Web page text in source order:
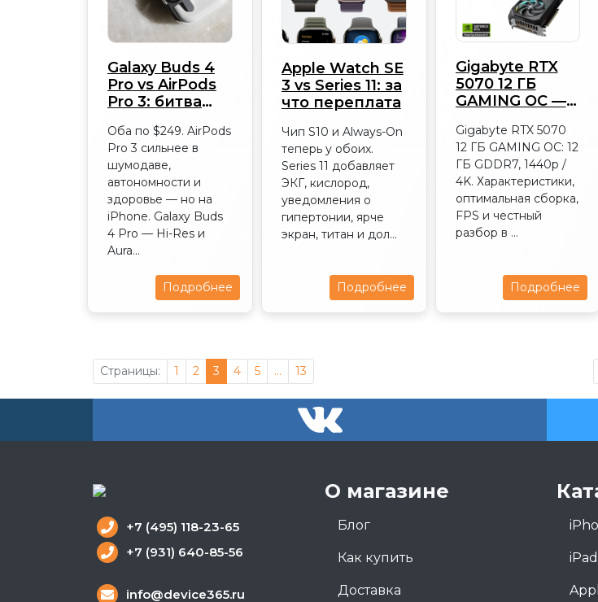
Galaxy Buds 4
Pro vs AirPods
Pro 3: битва
Оба по $249. AirPods
Pro 3 сильнее в
шумодаве,
автономности и
здоровье — но на
iPhone. Galaxy Buds
4 Pro — Hi-Res и
Aura...
Подробнее
Apple Watch SE
3 vs Series 11: за
что переплата
Чип S10 и Always-On
теперь у обоих.
Series 11 добавляет
ЭКГ, кислород,
уведомления о
гипертонии, ярче
экран, титан и дол...
Подробнее
Gigabyte RTX
5070 12 ГБ
GAMING OC —
характеристики
| Device365
Gigabyte RTX 5070
12 ГБ GAMING OC: 12
ГБ GDDR7, 1440p /
4K. Характеристики,
оптимальная сборка,
FPS и честный
разбор в ...
Подробнее
Страницы: 1 2 3 4 5 ... 13
О магазине
Блог
Как купить
Доставка
iPad
+7 (495) 118-23-65
+7 (931) 640-85-56
info@device365.ru